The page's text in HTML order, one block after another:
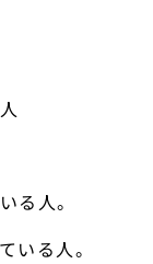
る人。
いる人。